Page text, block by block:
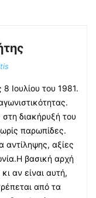
Ιουλίου του 1981.
διακήρυξή του
παρωπίδες.
αντίληψης, αξίες
βασική αρχή
αν είναι αυτή,
από τα